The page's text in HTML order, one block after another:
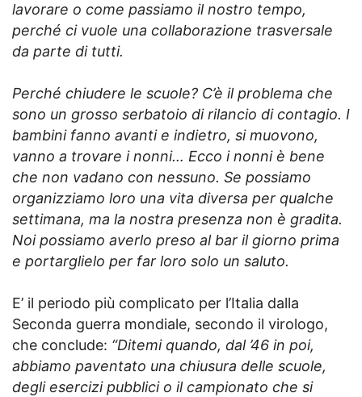
lavorare o come passiamo il nostro tempo,
perché ci vuole una collaborazione trasversale
da parte di tutti.
Perché chiudere le scuole? C’è il problema che
sono un grosso serbatoio di rilancio di contagio. I
bambini fanno avanti e indietro, si muovono,
vanno a trovare i nonni… Ecco i nonni è bene
che non vadano con nessuno. Se possiamo
organizziamo loro una vita diversa per qualche
settimana, ma la nostra presenza non è gradita.
Noi possiamo averlo preso al bar il giorno prima
e portarglielo per far loro solo un saluto.
E’ il periodo più complicato per l’Italia dalla
Seconda guerra mondiale, secondo il virologo,
che conclude: “Ditemi quando, dal ’46 in poi,
abbiamo paventato una chiusura delle scuole,
degli esercizi pubblici o il campionato che si